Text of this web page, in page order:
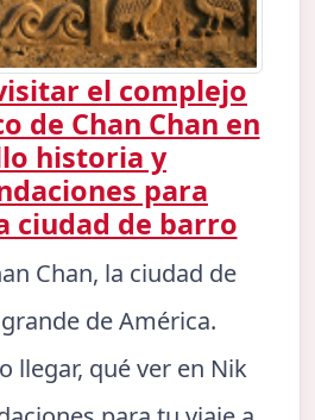
el complejo
de Chan Chan en
historia y
para
ciudad de barro
Chan, la ciudad de
de América.
llegar, qué ver en Nik